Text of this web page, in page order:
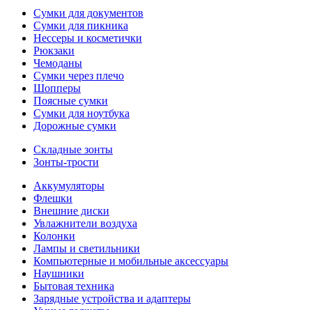
Сумки для документов
Сумки для пикника
Нессеры и косметички
Рюкзаки
Чемоданы
Сумки через плечо
Шопперы
Поясные сумки
Сумки для ноутбука
Дорожные сумки
Складные зонты
Зонты-трости
Аккумуляторы
Флешки
Внешние диски
Увлажнители воздуха
Колонки
Лампы и светильники
Компьютерные и мобильные аксессуары
Наушники
Бытовая техника
Зарядные устройства и адаптеры